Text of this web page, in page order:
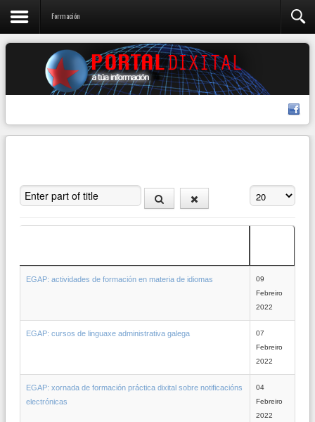
Formación
Enter part of title Amosar #
EGAP: actividades de formación en materia de idiomas
09
Febreiro
2022
EGAP: cursos de linguaxe administrativa galega
07
Febreiro
2022
EGAP: xornada de formación práctica dixital sobre notificacións
electrónicas
04
Febreiro
2022